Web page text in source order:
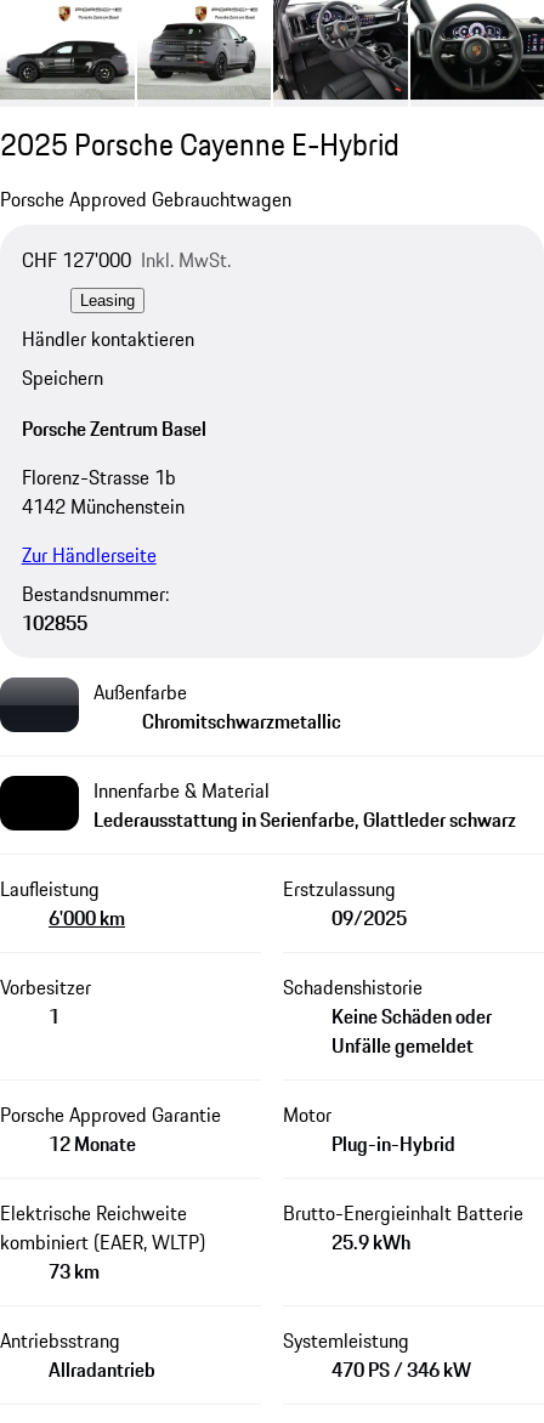
2025 Porsche Cayenne E-Hybrid
Porsche Approved Gebrauchtwagen
CHF 127'000 Inkl. MwSt.
Leasing
Händler kontaktieren
Speichern
Porsche Zentrum Basel
Florenz-Strasse 1b
4142 Münchenstein
Zur Händlerseite
Bestandsnummer:
102855
Außenfarbe
Chromitschwarzmetallic
Innenfarbe & Material
Lederausstattung in Serienfarbe, Glattleder schwarz
Laufleistung
6'000 km
Erstzulassung
09/2025
Vorbesitzer
1
Schadenshistorie
Keine Schäden oder
Unfälle gemeldet
Porsche Approved Garantie
12 Monate
Motor
Plug-in-Hybrid
Elektrische Reichweite
kombiniert (EAER, WLTP)
73 km
Brutto-Energieinhalt Batterie
25.9 kWh
Antriebsstrang
Allradantrieb
Systemleistung
470 PS / 346 kW